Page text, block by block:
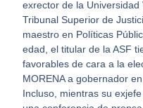
exrector de la
Tribunal Superior de
maestro en Políticas
edad, el titular de la ASF
favorables de cara a la
MORENA a gobernador
Incluso, mientras su